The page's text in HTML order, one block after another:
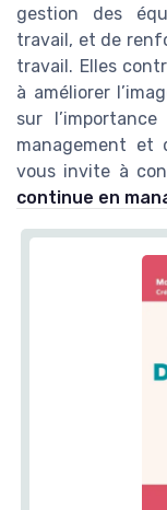
gestion des
travail, et de
travail. Elles
à améliorer
sur
management et
vous invite à
continue en